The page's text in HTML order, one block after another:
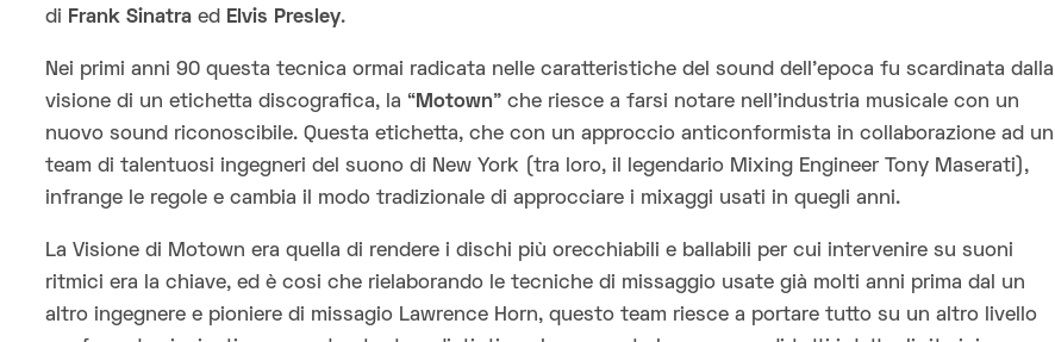
di Frank Sinatraed Elvis Presley.
Nei primi anni 90 questa tecnica ormai radicata nelle caratteristiche del sound dell’epoca fu scardinata dalla
visione di un etichetta discografica, la “Motown” che riesce a farsi notare nell’industria musicale con un
nuovo sound riconoscibile. Questa etichetta, che con un approccio anticonformista in collaborazione ad un
team di talentuosi ingegneri del suono di New York (tra loro, il legendario Mixing Engineer Tony Maserati),
infrange le regole e cambia il modo tradizionale di approcciare i mixaggi usati in quegli anni.
La Visione di Motown era quella di rendere i dischi più orecchiabili e ballabili per cui intervenire su suoni
ritmici era la chiave, ed è cosi che rielaborando le tecniche di missaggio usate già molti anni prima dal un
altro ingegnere e pioniere di missagio Lawrence Horn, questo team riesce a portare tutto su un altro livello